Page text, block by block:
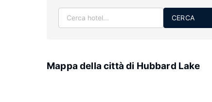
CERCA
Mappa della città di Hubbard Lake